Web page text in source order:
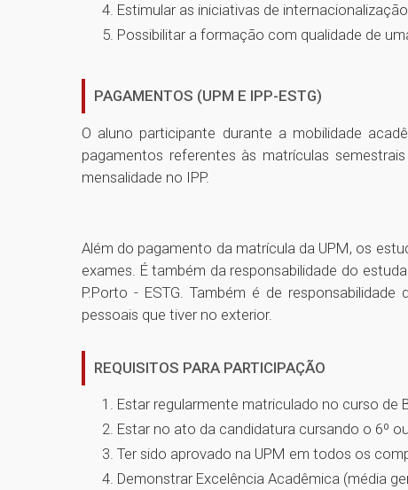
Estimular as iniciativas de
Possibilitar a formação com qualidade de
PAGAMENTOS (UPM E IPP-ESTG)
O aluno participante durante a mobilidade
pagamentos referentes às matrículas
mensalidade no IPP.
Além do pagamento da matrícula da UPM, os
exames. É também da responsabilidade do
P.Porto - ESTG. Também é de
pessoais que tiver no exterior.
REQUISITOS PARA PARTICIPAÇÃO
Estar regularmente matriculado no curso de
Estar no ato da candidatura cursando o 6º
Ter sido aprovado na UPM em todos os
Demonstrar Excelência Acadêmica (média